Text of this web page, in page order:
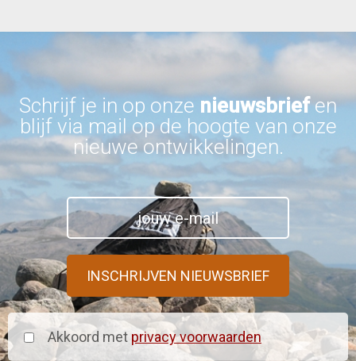
Schrijf je in op onze nieuwsbriefen
blijf via mail op de hoogte van onze
nieuwe ontwikkelingen.
Akkoord met privacy voorwaarden